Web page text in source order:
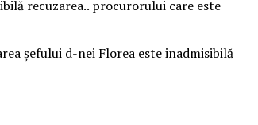
recuzarea.. procurorului care este
șefului d-nei Florea este inadmisibilă